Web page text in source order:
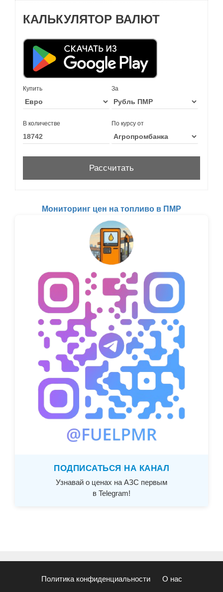
КАЛЬКУЛЯТОР ВАЛЮТ
Купить За
В количестве По курсу от
Мониторинг цен на топливо в ПМР
ПОДПИСАТЬСЯ НА КАНАЛ
Узнавай о ценах на АЗС первым
в Telegram!
Политика конфиденциальности О нас